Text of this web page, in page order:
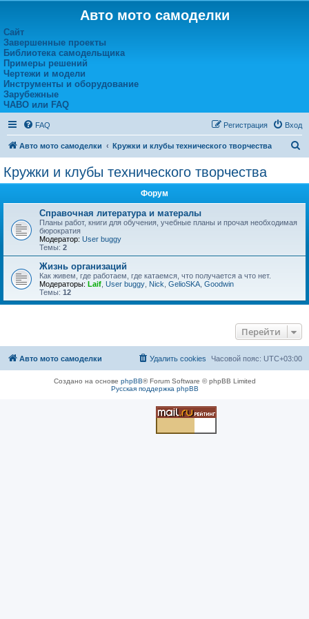
Авто мото самоделки
Сайт
Завершенные проекты
Библиотека самодельщика
Примеры решений
Чертежи и модели
Инструменты и оборудование
Зарубежные
ЧАВО или FAQ
FAQ Вход
Регистрация
Авто мото самоделки Кружки и клубы технического творчества
Кружки и клубы технического творчества
Форум
Справочная литература и матералы
Планы работ, книги для обучения, учебные планы и прочая необходимая
бюрократия
Модератор: User buggy
Темы: 2
Жизнь организаций
Как живем, где работаем, где катаемся, что получается а что нет.
Модераторы: Laif User buggy Nick GelioSKA Goodwin
Темы: 12
Перейти
Авто мото самоделки Часовой пояс: UTC+03:00
Удалить cookies
Создано на основе phpBB® Forum Software © phpBB Limited
Русская поддержка phpBB